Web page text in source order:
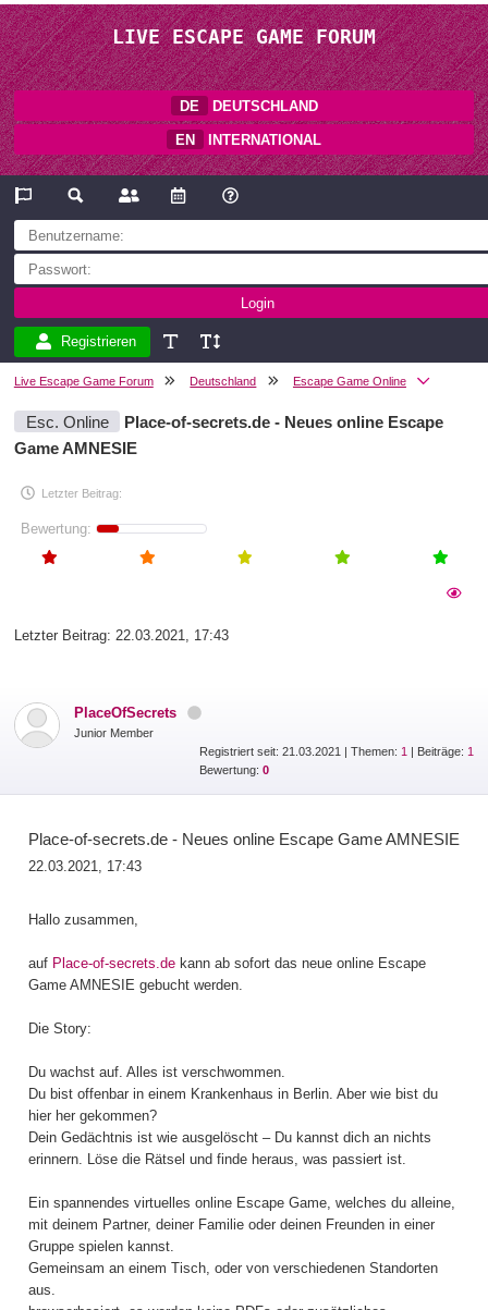
LIVE ESCAPE GAME FORUM
DE DEUTSCHLAND
EN INTERNATIONAL
Registrieren
Live Escape Game Forum Deutschland Escape Game Online
Esc. Online
Place-of-secrets.de - Neues online Escape
Game AMNESIE
Letzter Beitrag:
Bewertung:
Letzter Beitrag: 22.03.2021, 17:43
PlaceOfSecrets
Junior Member
Registriert seit: 21.03.2021
|Themen: 1 | Beiträge: 1
Bewertung:0
Place-of-secrets.de - Neues online Escape Game AMNESIE
22.03.2021, 17:43
Hallo zusammen,
auf Place-of-secrets.dekann ab sofort das neue online Escape
Game AMNESIE gebucht werden.
Die Story:
Du wachst auf. Alles ist verschwommen.
Du bist offenbar in einem Krankenhaus in Berlin. Aber wie bist du
hier her gekommen?
Dein Gedächtnis ist wie ausgelöscht – Du kannst dich an nichts
erinnern. Löse die Rätsel und finde heraus, was passiert ist.
Ein spannendes virtuelles online Escape Game, welches du alleine,
mit deinem Partner, deiner Familie oder deinen Freunden in einer
Gruppe spielen kannst.
Gemeinsam an einem Tisch, oder von verschiedenen Standorten
aus.